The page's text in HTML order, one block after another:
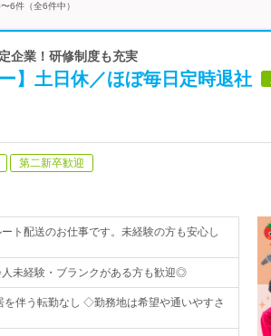
6件（全6件中）
企業！研修制度も充実
】土日休／ほぼ毎日定時退社
第二新卒歓迎
ト配送のお仕事です。未経験の方も安心し
人未経験・ブランクがある方も歓迎◎
伴う転勤なし ◇勤務地は希望や通いやすさ